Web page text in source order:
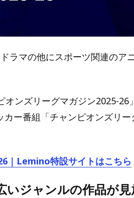
ラマの他にスポーツ関連のア
オンズリーグマガジン2025-26
ー番組「チャンピオンズリ
｜Lemino特設サイトはこちら
ジャンルの作品が見